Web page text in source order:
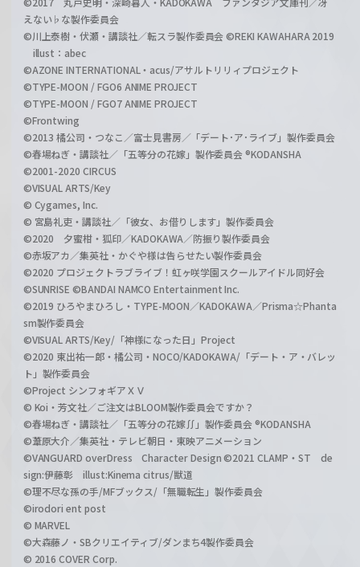
えない♭な製作委員会
©川上泰樹・伏瀬・講談社／転スラ製作委員会 ©REKI KAWAHARA 2019
illust：abec
©AZONE INTERNATIONAL・acus/アサルトリリィプロジェクト
©TYPE-MOON / FGO6 ANIME PROJECT
©TYPE-MOON / FGO7 ANIME PROJECT
©Frontwing
©2013 橘公司・つなこ／富士見書房／「デート･ア･ライブ」製作委員会
©春場ねぎ・講談社／「五等分の花嫁」製作委員会 ®KODANSHA
©2001-2020 CIRCUS
©VISUAL ARTS/Key
© Cygames, Inc.
© 宮島礼吏・講談社／「彼女、お借りします」製作委員会
©2020 夕蜜柑・狐印／KADOKAWA／防振り製作委員会
©赤坂アカ／集英社・かぐや様は告らせたい製作委員会
©2020 プロジェクトラブライブ！虹ヶ咲学園スクールアイドル同好会
©SUNRISE ©BANDAI NAMCO Entertainment Inc.
©2019 ひろやまひろし・TYPE-MOON／KADOKAWA／Prisma☆Phanta
sm製作委員会
©VISUAL ARTS/Key/「神様になった日」Project
©2020 東出祐一郎・橘公司・NOCO/KADOKAWA/「デート・ア・バレッ
ト」製作委員会
©Project シンフォギアＸＶ
© Koi・芳文社／ご注文はBLOOM製作委員会ですか？
©春場ねぎ・講談社／「五等分の花嫁∬」製作委員会 ®KODANSHA
©葦原大介／集英社・テレビ朝日・東映アニメーション
©VANGUARD overDress Character Design ©2021 CLAMP・ST de
sign:伊藤彰 illust:Kinema citrus/獣道
©理不尽な孫の手/MFブックス/「無職転生」製作委員会
©irodori ent post
© MARVEL
©大森藤ノ・SBクリエイティブ/ダンまち4製作委員会
© 2016 COVER Corp.